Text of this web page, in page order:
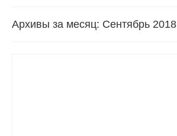
Архивы за месяц: Сентябрь 2018